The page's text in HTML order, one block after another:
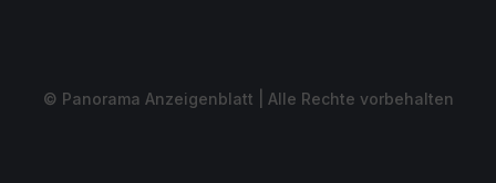
© Panorama Anzeigenblatt | Alle Rechte vorbehalten